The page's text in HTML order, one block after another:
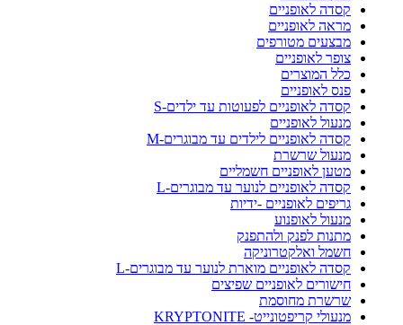
קסדה לאופניים
מראה לאופניים
מבצעים מטורפים
צופר לאופניים
כלל המוצרים
פנס לאופניים
קסדה לאופניים לפעוטות עד ילדים-S
מנעול לאופניים
קסדה לאופניים לילדים עד מבוגרים-M
מנעול שרשרת
מטען לאופניים חשמליים
קסדה לאופניים לנוער עד מבוגרים-L
גריפים לאופניים -ידיות
מנעול לאופנוע
מתנות לפנק ולהתפנק
חשמל ואלקטרוניקה
קסדה לאופניים מוארת לנוער עד מבוגרים-L
חישורים לאופניים שפיצים
שרשרת מחוסמת
מנעולי קריפטונייט- KRYPTONITE